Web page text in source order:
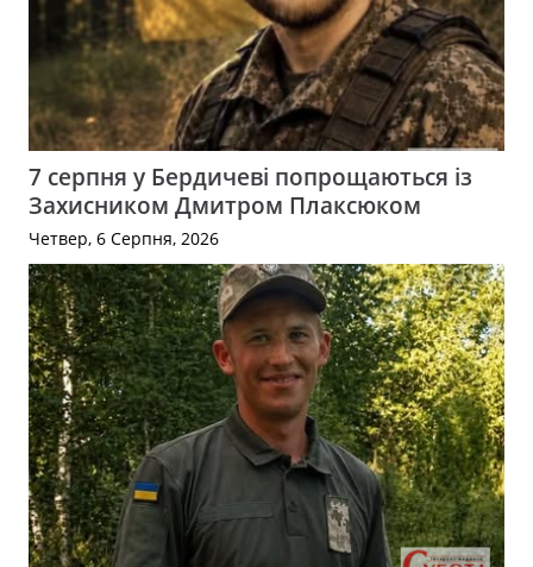
7 серпня у Бердичеві попрощаються із
Захисником Дмитром Плаксюком
Четвер, 6 Серпня, 2026